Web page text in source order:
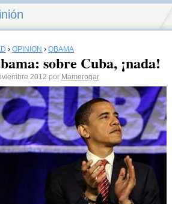
› OPINIÓN › OBAMA
sobre Cuba, ¡nada!
2012 por Mamerogar